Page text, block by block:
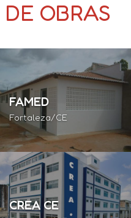
DE OBRAS
FAMED
Fortaleza/CE
CREA CE